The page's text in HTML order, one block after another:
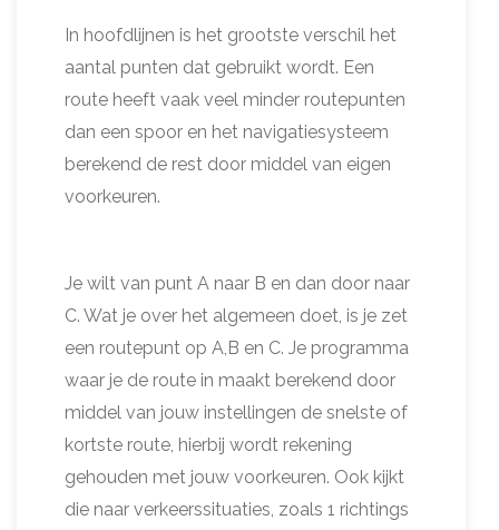
In hoofdlijnen is het grootste verschil het
aantal punten dat gebruikt wordt. Een
route heeft vaak veel minder routepunten
dan een spoor en het navigatiesysteem
berekend de rest door middel van eigen
voorkeuren.
Je wilt van punt A naar B en dan door naar
C. Wat je over het algemeen doet, is je zet
een routepunt op A,B en C. Je programma
waar je de route in maakt berekend door
middel van jouw instellingen de snelste of
kortste route, hierbij wordt rekening
gehouden met jouw voorkeuren. Ook kijkt
die naar verkeerssituaties, zoals 1 richtings